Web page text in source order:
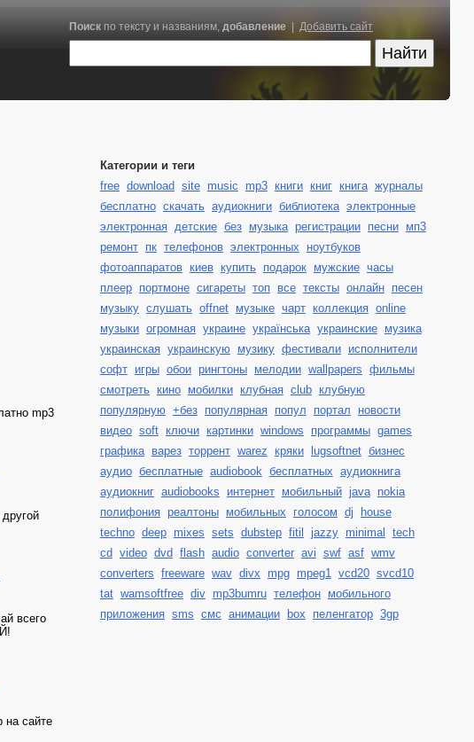
Поискпо тексту и названиям, добавление| Добавить сайт
mp3
всего
на сайте
Категории и теги
free download site music mp3 книги книг книга журналы
бесплатно скачать аудиокниги библиотека электронные
электронная детские без музыка регистрации песни
мп3
ремонт
пк телефонов электронных
ноутбуков
фотоаппаратов киев купить подарок мужские часы
плеер
портмоне сигареты топ все тексты онлайн
песен
музыку слушать offnet музыке чарт коллекция online
музыки огромная украине українська украинские
музика
украинская украинскую музику фестивали
исполнители
софт
игры обои рингтоны мелодии wallpapers фильмы
смотреть кино мобилки клубная club клубную
популярную +без популярная попул портал
новости
видео soft ключи картинки windows программы games
графика
варез торрент warez кряки lugsoftnet бизнес
аудио бесплатные audiobook бесплатных аудиокнига
аудиокниг audiobooks интернет мобильный java nokia
полифония реалтоны мобильных голосом dj
house
techno deep mixes sets dubstep fitil jazzy minimal
tech
cd video dvd flash audio converter avi swf asf wmv
converters freeware wav divx mpg mpeg1 vcd20 svcd10
tat wamsoftfree div mp3bumru телефон
мобильного
приложения sms смс анимации box пеленгатор 3gp